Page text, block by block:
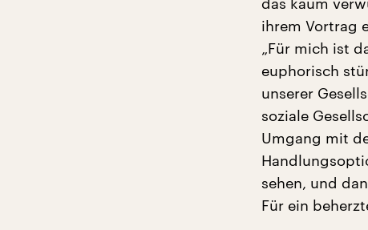
ihrem Vortrag
„Für mich ist
euphorisch
unserer
soziale
Umgang mit
sehen, und
Für ein